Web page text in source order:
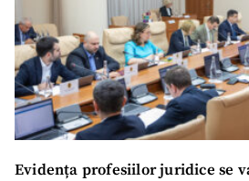
Evidența profesiilor juridice se